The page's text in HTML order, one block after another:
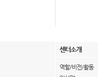
센터소개
역할/비전/활동